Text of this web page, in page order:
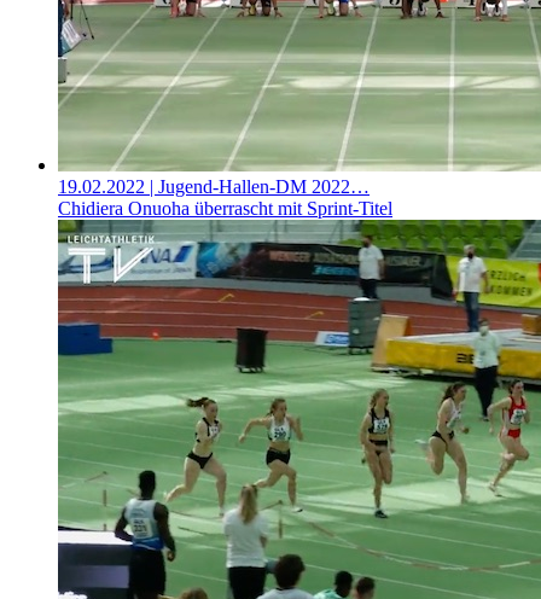
19.02.2022 | Jugend-Hallen-DM 2022…
Chidiera Onuoha überrascht mit Sprint-Titel